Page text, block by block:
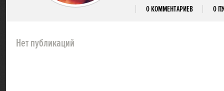
0 КОММЕНТАРИЕВ 0
Нет публикаций